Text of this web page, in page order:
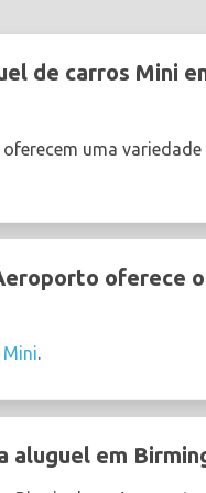
de carros Mini
uma
oferece
Mini.
aluguel em